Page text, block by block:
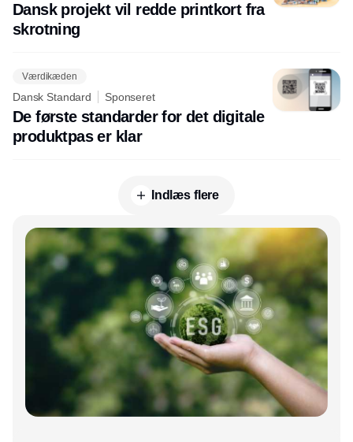
Dansk projekt vil redde printkort fra
skrotning
Værdikæden
Dansk Standard Sponseret
De første standarder for det digitale
produktpas er klar
Indlæs flere
Annonce